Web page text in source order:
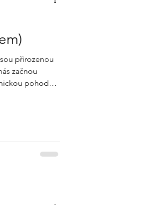
přirozenou
začnou
pohodu.